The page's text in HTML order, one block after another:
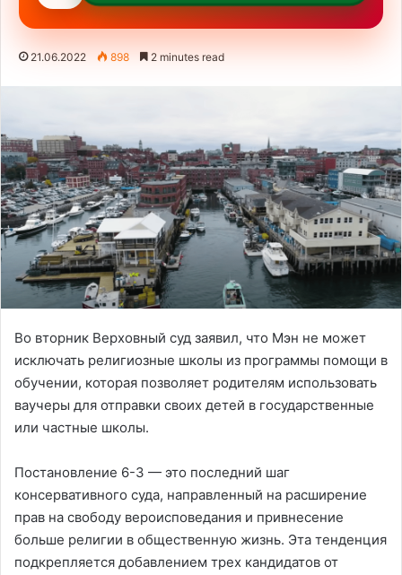
21.06.2022 898 2 minutes read
Во вторник Верховный суд заявил, что Мэн не может
исключать религиозные школы из программы помощи в
обучении, которая позволяет родителям использовать
ваучеры для отправки своих детей в государственные
или частные школы.
Постановление 6-3 — это последний шаг
консервативного суда, направленный на расширение
прав на свободу вероисповедания и привнесение
больше религии в общественную жизнь. Эта тенденция
подкрепляется добавлением трех кандидатов от